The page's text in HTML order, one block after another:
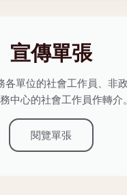
宣傳單張
單位的社會工作員、非
中心的社會工作員作轉介。
閱覽單張